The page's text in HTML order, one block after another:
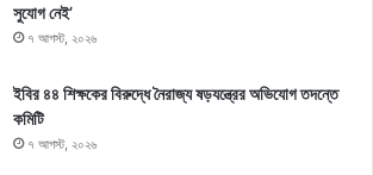
সুযোগ নেই’
৭ আগস্ট, ২০২৬
ইবির ৪৪ শিক্ষকের বিরুদ্ধে নৈরাজ্য ষড়যন্ত্রের অভিযোগ তদন্তে
কমিটি
৭ আগস্ট, ২০২৬